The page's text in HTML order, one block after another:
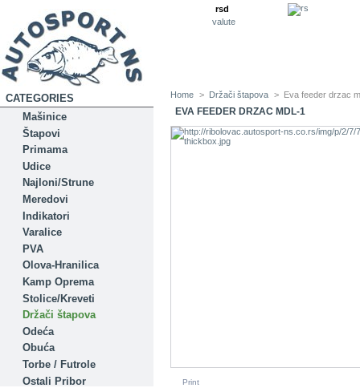
rsd
valute
CATEGORIES
Mašinice
Štapovi
Primama
Udice
Najloni/Strune
Meredovi
Indikatori
Varalice
PVA
Olova-Hranilica
Kamp Oprema
Stolice/Kreveti
Držači štapova
Odeća
Obuća
Torbe / Futrole
Ostali Pribor
Home > Držači štapova > Eva feeder drzac
EVA FEEDER DRZAC MDL-1
Print